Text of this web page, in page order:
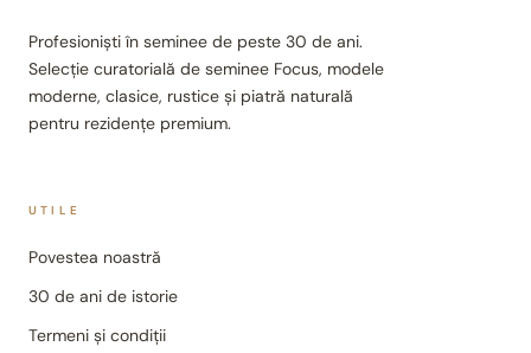
Profesioniști în seminee de peste 30 de ani.
Selecție curatorială de seminee Focus, modele
moderne, clasice, rustice și piatră naturală
pentru rezidențe premium.
UTILE
Povestea noastră
30 de ani de istorie
Termeni și condiții